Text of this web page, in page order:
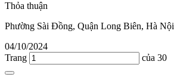
Thỏa thuận
Phường Sài Đồng, Quận Long Biên, Hà Nội
04/10/2024
Trang
của 30